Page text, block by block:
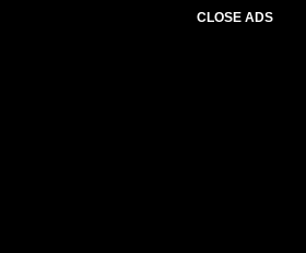
CLOSE ADS